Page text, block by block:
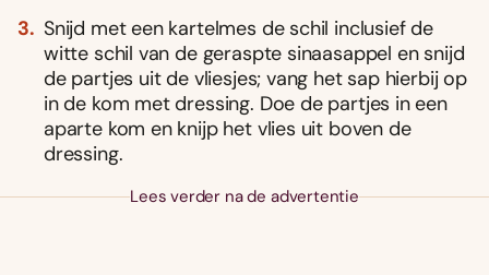
Snijd met een kartelmes de schil inclusief de
witte schil van de geraspte sinaasappel en snijd
de partjes uit de vliesjes; vang het sap hierbij op
in de kom met dressing. Doe de partjes in een
aparte kom en knijp het vlies uit boven de
dressing.
Lees verder na de advertentie